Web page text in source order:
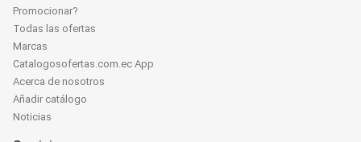
Promocionar?
Todas las ofertas
Marcas
Catalogosofertas.com.ec App
Acerca de nosotros
Añadir catálogo
Noticias